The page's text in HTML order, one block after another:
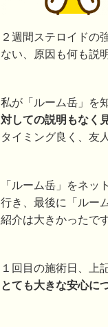
２週間ステロイドの
ない、原因も何も説
私が「ルーム岳」を
対しての説明もなく
タイミング良く、友
「ルーム岳」をネッ
行き、最後に「ルー
紹介は大きかったで
１回目の施術日、上
とても大きな安心に